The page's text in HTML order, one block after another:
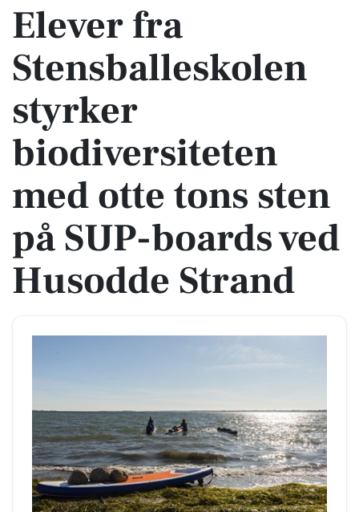
Elever fra
Stensballeskolen
styrker
biodiversiteten
med otte tons sten
på SUP-boards ved
Husodde Strand